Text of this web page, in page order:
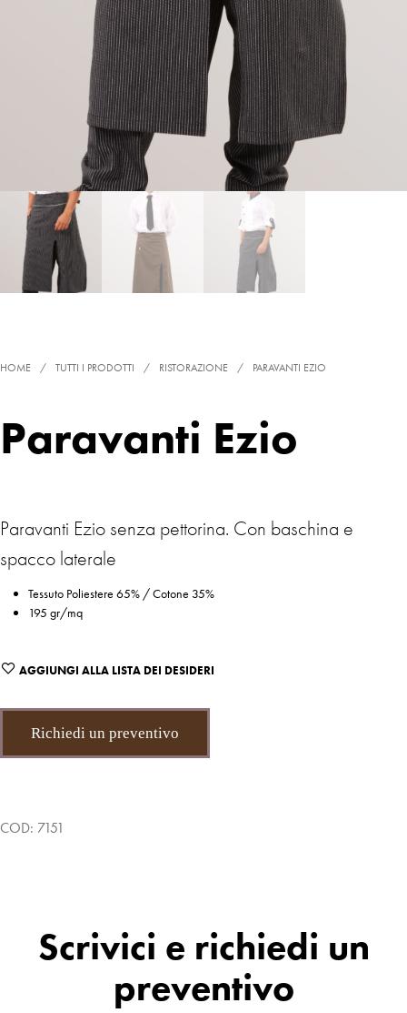
HOME / TUTTI I PRODOTTI / RISTORAZIONE / PARAVANTI EZIO
Paravanti Ezio
Paravanti Ezio senza pettorina. Con baschina e
spacco laterale
Tessuto Poliestere 65% / Cotone 35%
195 gr/mq
AGGIUNGI ALLA LISTA DEI DESIDERI
Richiedi un preventivo
COD: 7151
Scrivici e richiedi un
preventivo